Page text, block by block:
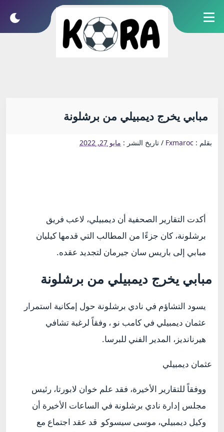
مبابي يخرج ديمبيلي من برشلونة
بقلم : Fxmaroc
/ تاريخ النشر : مايو 27, 2022
أكدت التقارير الصحفية أن ديمبيلي، لاعب فريق
برشلونة، كان جزءًا من المطالب التي قدمها كيليان
مبابي إلى باريس سان جيرمان لتجديد عقده.
مبابي يخرج ديمبيلي من برشلونة
يسود التشاؤم في نادي برشلونة حول إمكانية استمرار
عثمان ديمبيلي في كامب نو ، وفقاً لرغبة تشافي
هيرنانديز، المدير الفني للبرسا.
عثمان ديمبيلي
ووفقاً للتقارير الأخيرة، فقد علم خوان لابورتا، رئيس
مجلس إدارة نادي برشلونة في الساعات الأخيرة أن
وكيل ديمبيلي، موسى سيسوكو قد عقد اجتماع مع